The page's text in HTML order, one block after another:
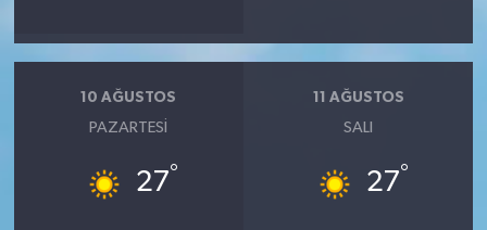
10 AĞUSTOS
PAZARTESI
27°
11 AĞUSTOS
SALI
27°